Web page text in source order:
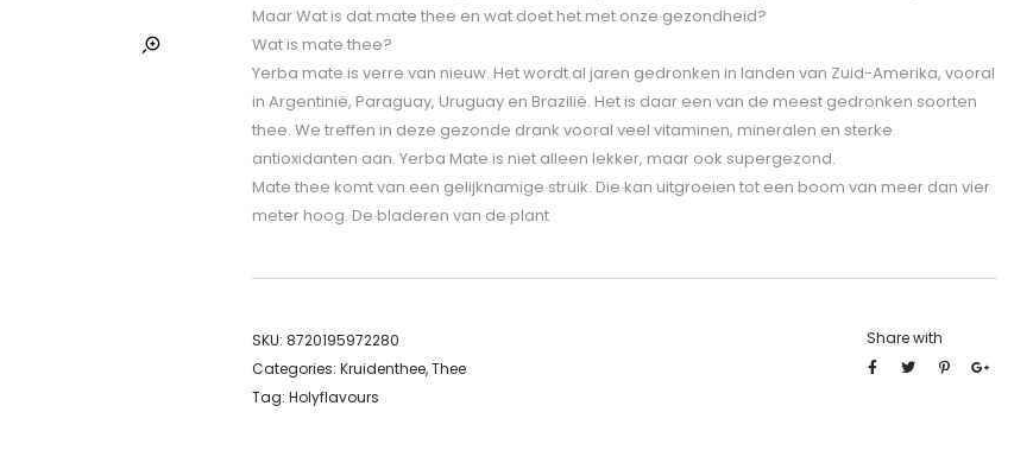
Maar Wat is dat mate thee en wat doet het met onze gezondheid?
Wat is mate thee?
Yerba mate is verre van nieuw. Het wordt al jaren gedronken in landen van Zuid-Amerika, vooral
in Argentinië, Paraguay, Uruguay en Brazilië. Het is daar een van de meest gedronken soorten
thee. We treffen in deze gezonde drank vooral veel vitaminen, mineralen en sterke
antioxidanten aan. Yerba Mate is niet alleen lekker, maar ook supergezond.
Mate thee komt van een gelijknamige struik. Die kan uitgroeien tot een boom van meer dan vier
meter hoog. De bladeren van de plant
SKU: 8720195972280
Categories: Kruidenthee,Thee
Tag: Holyflavours
Share with